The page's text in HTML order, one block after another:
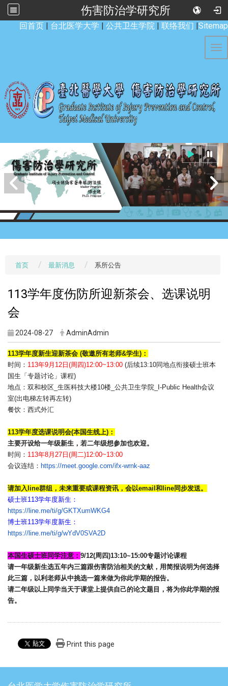
伤害防治学研究所
回首页 | 台北医学大学 | 公共卫生学院 | 联络我们 |Sitemap
首页 最新消息 系所公告
113学年度伤防所迎新茶会、选课说明
会
2024-08-27 AdminAdmin
113学年度新生迎新茶会 (敬邀所有老师&学生)：
时间： 113年9月12日(周四)12:00~13:00 (后续13:10同地点衔接硕士班本
国生「专题讨论」课程)
地点：双和校区_生医科技大楼10楼_公共卫生学院_I-Public Health会议
室(出电梯左转再左转)
餐饮：西式外汇
113学年度选课说明会(本国生线上)：
主要开设给一年级新生，若二年级想参加也欢迎。
时间： 113年8月27日(周二)12:00~13:00
会议连结： https://meet.google.com/ifx-wrnk-aaz
请加入line群组，未来重要或课程资讯， 会以email和line同步发送。
硕士班113学年度新生：
https://line.me/ti/g/GKTXumWKG4
博士班113学年度新生：
https://line.me/ti/g/wYdV0SVA2D
本国生硕士班同学注意： 9/12(周四)13:10~15:00专题讨论课程
请一年级新生选五年内三篇跟伤害防治相关的文献， 用简报说明为何选择
此三篇， 以利老师从中挑选一篇来做为你此学期的报告。
请二年级以上同学当天于课堂上提供自己的论文题目， 将为你此学期的报
告。
Print this page